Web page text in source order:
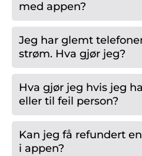
med appen?
Jeg har glemt
strøm. Hva gjør jeg?
Hva gjør jeg hvis jeg
eller til feil person?
Kan jeg få refundert
i appen?